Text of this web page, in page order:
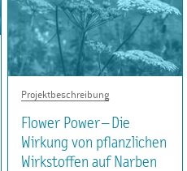
Projektbeschreibung
Flower Power – Die
Wirkung von pflanzlichen
Wirkstoffen auf Narben